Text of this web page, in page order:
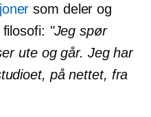
som deler og
"Jeg spør
ute og går. Jeg har
på nettet, fra